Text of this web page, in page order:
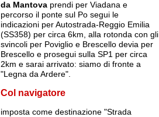
da Mantova prendi per Viadana e
percorso il ponte sul Po segui le
indicazioni per Autostrada-Reggio Emilia
(SS358) per circa 6km, alla rotonda con gli
svincoli per Poviglio e Brescello devia per
Brescello e prosegui sulla SP1 per circa
2km e sarai arrivato: siamo di fronte a
"Legna da Ardere".
Col navigatore
imposta come destinazione "Strada